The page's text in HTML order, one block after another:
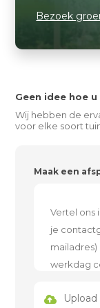
Bezoek
Geen idee hoe
Wij hebben de
voor elke soort
Maak een